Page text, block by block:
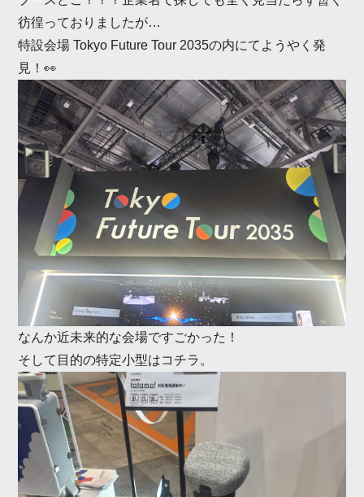
彷徨っておりましたが…
特設会場 Tokyo Future Tour 2035の内にてようやく発
見！👀
なんか近未来的な会場ですごかった！
そして目的の特定小型はコチラ。